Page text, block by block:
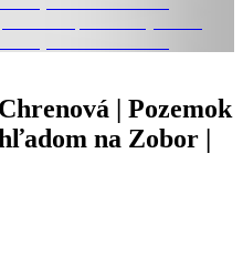
| Pozemok
na Zobor |